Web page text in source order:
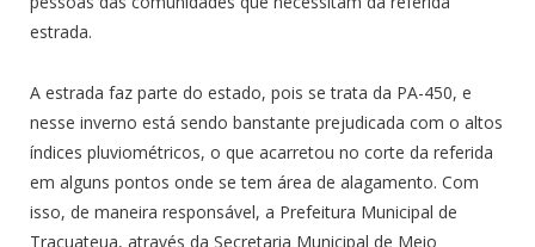
estrada.
A estrada faz parte do estado, pois se trata da PA-450, e
nesse inverno está sendo banstante prejudicada com o altos
índices pluviométricos, o que acarretou no corte da referida
em alguns pontos onde se tem área de alagamento. Com
isso, de maneira responsável, a Prefeitura Municipal de
Tracuateua, através da Secretaria Municipal de Meio